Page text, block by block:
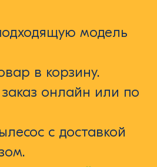
модель
в корзину.
онлайн или по
с доставкой